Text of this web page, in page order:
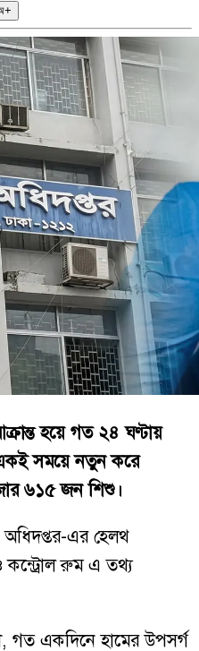
হয়ে গত ২৪ ঘণ্টায়
সময়ে নতুন করে
৬১৫ জন শিশু।
অধিদপ্তর-এর হেলথ
কন্ট্রোল রুম এ তথ্য
গত একদিনে হামের উপসর্গ